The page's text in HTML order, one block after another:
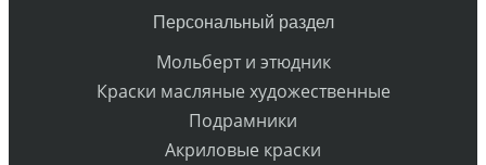
Персональный раздел
Мольберт и этюдник
Краски масляные художественные
Подрамники
Акриловые краски